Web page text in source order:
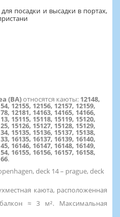
посадки и высадки в портах,
(BA)относятся каюты: 12148,
12155, 12156, 12157, 12159,
12181, 14163, 14165, 14166,
15115, 15118, 15119, 15120,
15126, 15127, 15128, 15129,
15135, 15136, 15137, 15138,
16135, 16137, 16139, 16140,
16146, 16147, 16148, 16149,
16155, 16156, 16157, 16158,
.
deck 14 – prague, deck
каюта, расположенная
≈ 3 м². Максимальная